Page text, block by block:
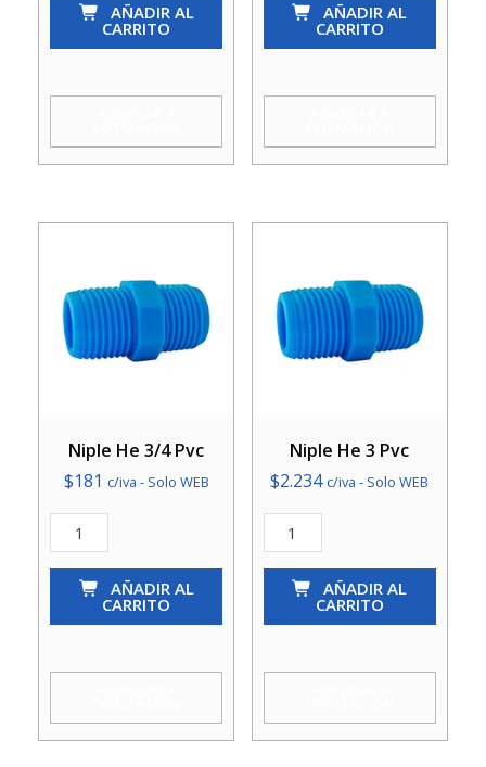
AÑADIR AL
CARRITO
11/4
AÑADIR AL
CARRITO
Niple He 3/4 Pvc
$181 c/iva - Solo WEB
Niple
He
AÑADIR AL
CARRITO
Niple He 3 Pvc
$2.234 c/iva - Solo WEB
Niple
He
AÑADIR AL
CARRITO